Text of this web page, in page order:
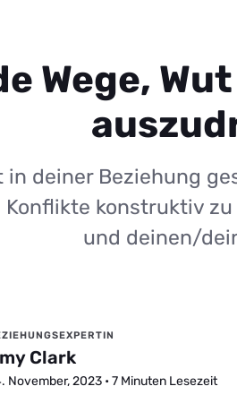
Wege,
in deiner Beziehung
konstruktiv
und deinen/
Clark
November, 2023 • 7 Minuten Lesezeit